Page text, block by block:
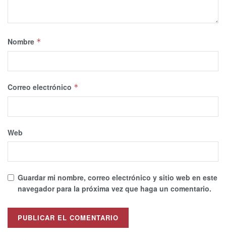
Nombre *
Correo electrónico *
Web
Guardar mi nombre, correo electrónico y sitio web en este
navegador para la próxima vez que haga un comentario.